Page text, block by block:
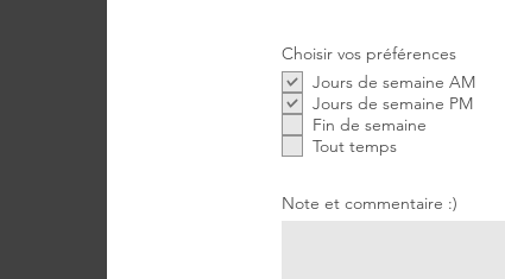
Choisir vos préférences
Jours de semaine AM
Jours de semaine PM
Fin de semaine
Tout temps
Note et commentaire :)